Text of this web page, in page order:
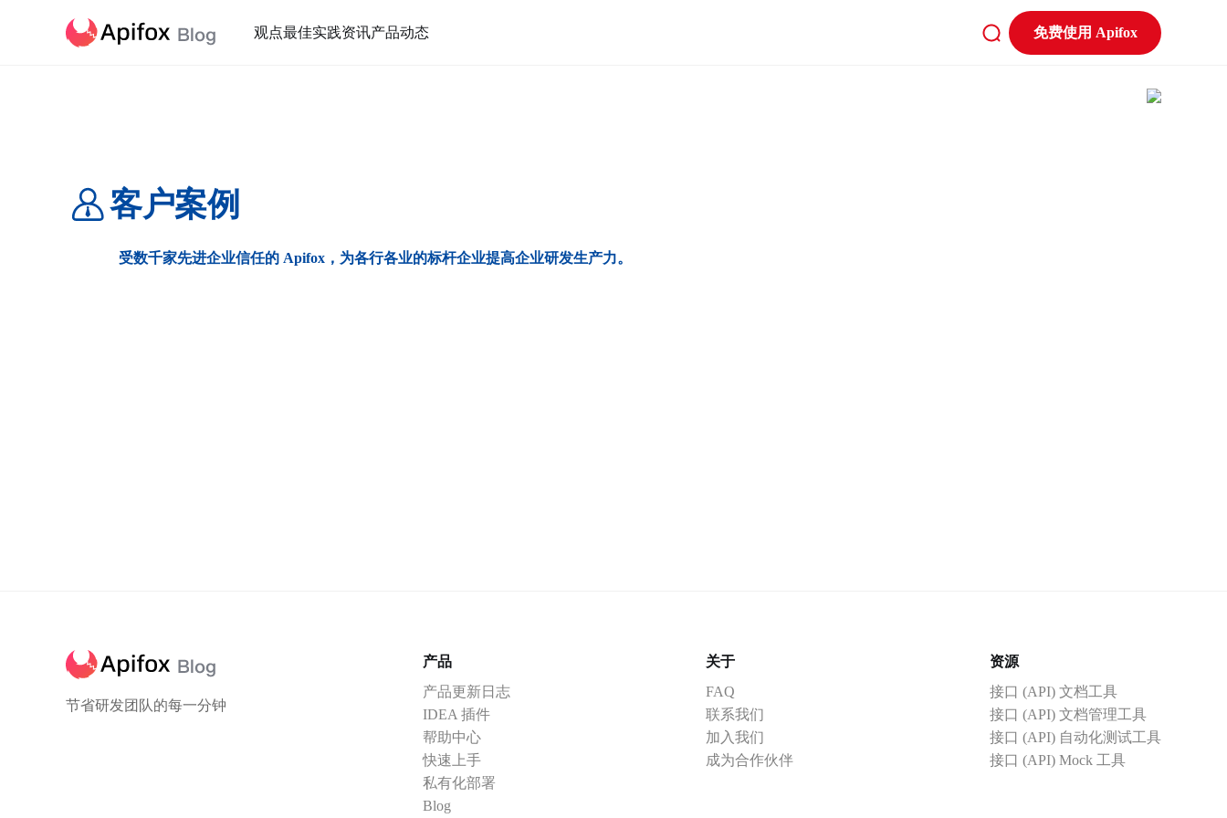
观点最佳实践资讯产品动态 免费使用 Apifox
客户案例
受数千家先进企业信任的 Apifox，为各行各业的标杆企业提高企业研发生产力。
节省研发团队的每一分钟
产品
产品更新日志
IDEA 插件
帮助中心
快速上手
私有化部署
Blog
关于
FAQ
联系我们
加入我们
成为合作伙伴
资源
接口 (API) 文档工具
接口 (API) 文档管理工具
接口 (API) 自动化测试工具
接口 (API) Mock 工具